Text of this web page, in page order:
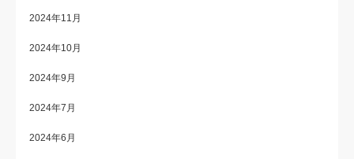
2024年11月
2024年10月
2024年9月
2024年7月
2024年6月